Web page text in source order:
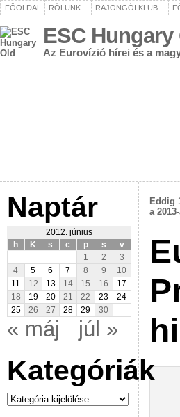
FŐOLDAL RÓLUNK RAJONGÓI KLUB
ESC Hungary
Az Eurovízió hírei és a
Naptár
2012. június
h
K s c p s
v
1
2
3
4
5 6 7 8 9
10
11
12 13 14 15 16
17
18
19 20 21 22 23
24
25
26 27 28 29 30
« máj júl »
Kategóriák
Kategóriák
Eddig
a